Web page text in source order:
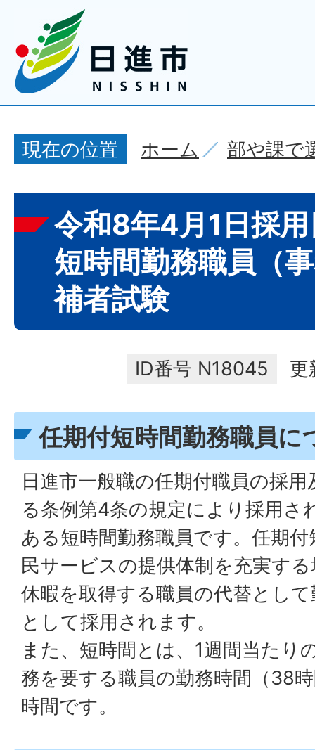
現在の位置 ホーム 部や課で
令和8年4月1日採
短時間勤務職員（
補者試験
ID番号 N18045 更
任期付短時間勤務職員に
日進市一般職の任期付職員の採
る条例第4条の規定により採用さ
ある短時間勤務職員です。任期
民サービスの提供体制を充実す
休暇を取得する職員の代替とし
として採用されます。
また、短時間とは、1週間当たり
務を要する職員の勤務時間（38
時間です。